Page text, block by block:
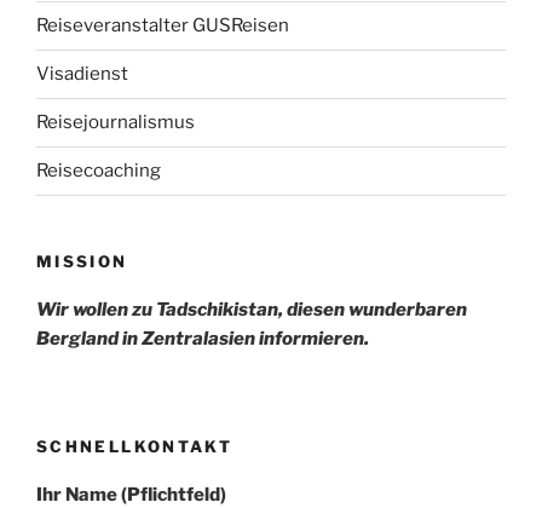
Reiseveranstalter GUSReisen
Visadienst
Reisejournalismus
Reisecoaching
MISSION
Wir wollen zu Tadschikistan, diesen wunderbaren
Bergland in Zentralasien informieren.
SCHNELLKONTAKT
Ihr Name (Pflichtfeld)